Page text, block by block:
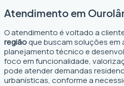
Atendimento em
O atendimento é voltado a
regiãoque buscam soluções em
planejamento técnico e
foco em funcionalidade,
pode atender demandas
urbanísticas, conforme a